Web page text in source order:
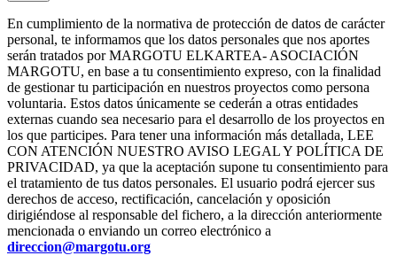
En cumplimiento de la normativa de protección de datos de carácter
personal, te informamos que los datos personales que nos aportes
serán tratados por MARGOTU ELKARTEA- ASOCIACIÓN
MARGOTU, en base a tu consentimiento expreso, con la finalidad
de gestionar tu participación en nuestros proyectos como persona
voluntaria. Estos datos únicamente se cederán a otras entidades
externas cuando sea necesario para el desarrollo de los proyectos en
los que participes. Para tener una información más detallada, LEE
CON ATENCIÓN NUESTRO AVISO LEGAL Y POLÍTICA DE
PRIVACIDAD, ya que la aceptación supone tu consentimiento para
el tratamiento de tus datos personales. El usuario podrá ejercer sus
derechos de acceso, rectificación, cancelación y oposición
dirigiéndose al responsable del fichero, a la dirección anteriormente
mencionada o enviando un correo electrónico a
direccion@margotu.org